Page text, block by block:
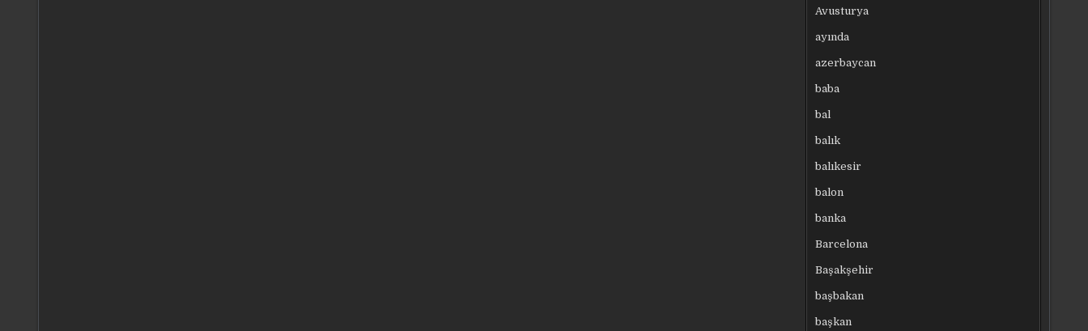
Avusturya
ayında
azerbaycan
baba
bal
balık
balıkesir
balon
banka
Barcelona
Başakşehir
başbakan
başkan